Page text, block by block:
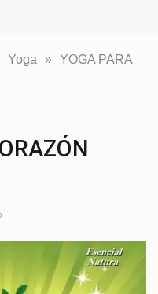
Yoga » YOGA PARA